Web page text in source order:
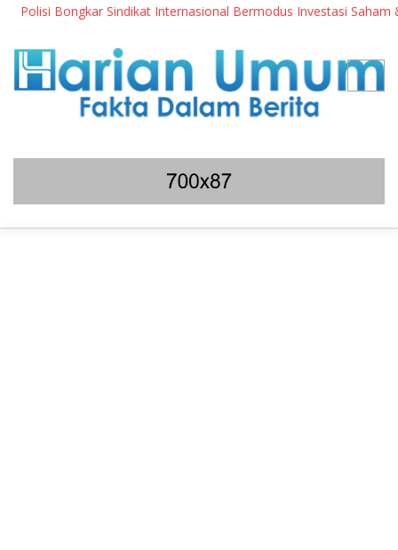
Bongkar Sindikat Internasional Bermodus Investasi Saham &